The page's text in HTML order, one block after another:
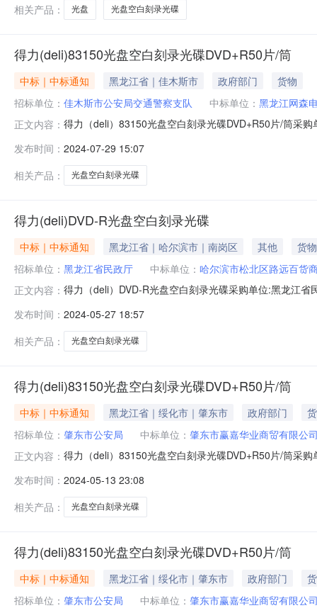
相关产品：
光盘 光盘空白刻录光碟
得力(deli)83150光盘空白刻录光碟DVD+R50片/筒
中标｜中标通知 黑龙江省｜佳木斯市 政府部门
货物
招标单位： 佳木斯市公安局交通警察支队 中标单位： 黑龙江网森
正文内容： 得力（deli）83150光盘空白刻录光碟DVD+R50片/筒采
发布时间： 2024-07-29 15:07
相关产品：
光盘空白刻录光碟
得力(deli)DVD-R光盘空白刻录光碟
中标｜中标通知 黑龙江省｜哈尔滨市｜南岗区 其他
货物
招标单位： 黑龙江省民政厅 中标单位： 哈尔滨市松北区路远百货
正文内容： 得力（deli）DVD-R光盘空白刻录光碟采购单位:黑龙江
发布时间： 2024-05-27 18:57
相关产品：
光盘空白刻录光碟
得力(deli)83150光盘空白刻录光碟DVD+R50片/筒
中标｜中标通知 黑龙江省｜绥化市｜肇东市 政府部门
招标单位： 肇东市公安局 中标单位： 肇东市赢嘉华业商贸有限公
正文内容： 得力（deli）83150光盘空白刻录光碟DVD+R50片/筒采
发布时间： 2024-05-13 23:08
相关产品：
光盘空白刻录光碟
得力(deli)83150光盘空白刻录光碟DVD+R50片/筒
中标｜中标通知 黑龙江省｜绥化市｜肇东市 政府部门
招标单位： 肇东市公安局 中标单位： 肇东市赢嘉华业商贸有限公